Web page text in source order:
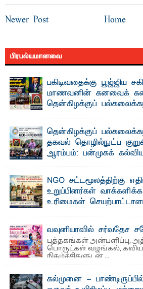
Newer Post Home
பிரபல்யமானவை
பகிடிவதைக்கு பூஜ்ஜிய
மாணவனின் கனவைக்
தென்கிழக்குப்
"ஒ ரு மாணவனின் அல்லது
கலைக்கப்படாது" என்ற உறுதியை
தென்கிழக்குப்
தகவல் தொழில்நுட்ப
ஆரம்பம்: பன்முகக்
பேராசிரியர் எம். எம். பாஸில்
தெ ன்கிழக்குப் பல்கலைக்கழகத்தின்
பீடத்தின் புவியியல் துறையினால் ...
NGO சட்டமூலத்திற்கு
உறுப்பினர்கள்
உரிமைகள்
ஜே. எப். காமிலா பேகம்- இ லங்கை
அமைப்புகள் (NGO) தொடர்பான புதிய
வவுனியாவில் சர்வதேச
புத்தகங்கள் அன்பளிப்பு,
பொருட்கள் வழங்கல்,
நிகழ்ச்சிகளுடன் ...
கல்முனை -